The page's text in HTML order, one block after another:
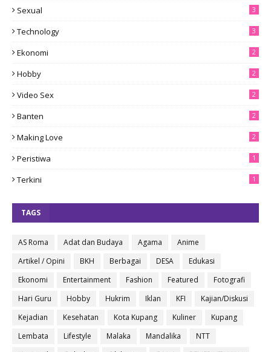
Sexual 3
Technology 3
Ekonomi 2
Hobby 2
Video Sex 2
Banten 2
Making Love 2
Peristiwa 1
Terkini 1
TAGS
AS Roma Adat dan Budaya Agama
Anime
Artikel / Opini
BKH Berbagai DESA
Edukasi
Ekonomi
Entertainment Fashion Featured
Fotografi
Hari Guru
Hobby Hukrim Iklan KFI
Kajian/Diskusi
Kejadian
Kesehatan Kota Kupang Kuliner
Kupang
Lembata
Lifestyle Malaka Mandalika
NTT